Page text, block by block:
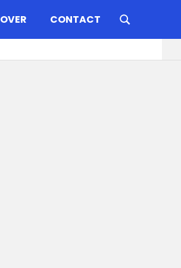
OVER CONTACT